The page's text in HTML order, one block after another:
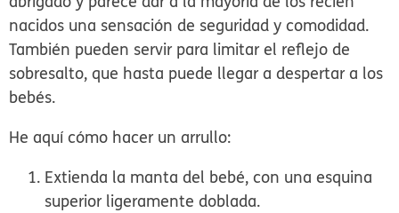
nacidos una sensación de seguridad y comodidad.
También pueden servir para limitar el reflejo de
sobresalto, que hasta puede llegar a despertar a los
bebés.
He aquí cómo hacer un arrullo:
Extienda la manta del bebé, con una esquina
superior ligeramente doblada.